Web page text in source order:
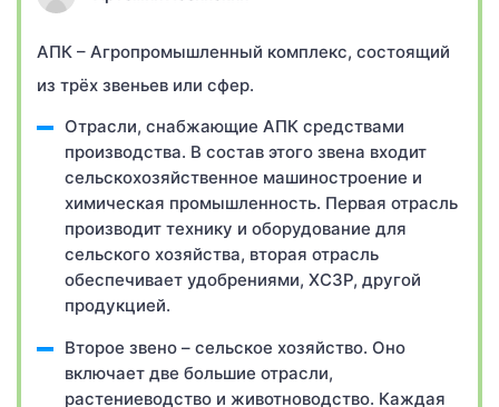
АПК – Агропромышленный комплекс, состоящий
из трёх звеньев или сфер.
Отрасли, снабжающие АПК средствами
производства. В состав этого звена входит
сельскохозяйственное машиностроение и
химическая промышленность. Первая отрасль
производит технику и оборудование для
сельского хозяйства, вторая отрасль
обеспечивает удобрениями, ХСЗР, другой
продукцией.
Второе звено – сельское хозяйство. Оно
включает две большие отрасли,
растениеводство и животноводство. Каждая